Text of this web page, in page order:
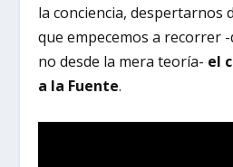
la conciencia, despertarnos
que empecemos a recorrer
no desde la mera teoría- el
a la Fuente.